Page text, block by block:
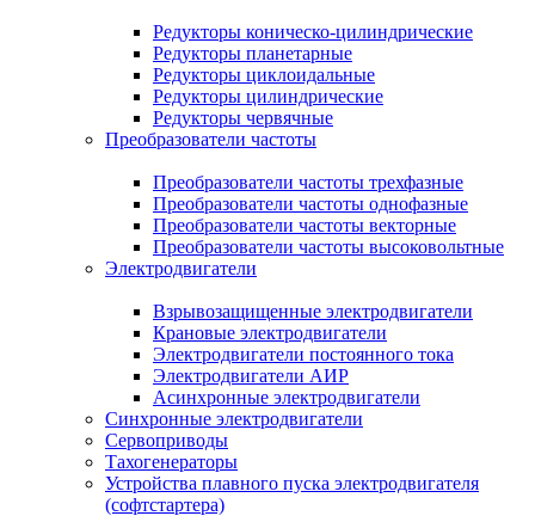
Редукторы коническо-цилиндрические
Редукторы планетарные
Редукторы циклоидальные
Редукторы цилиндрические
Редукторы червячные
Преобразователи частоты
Преобразователи частоты трехфазные
Преобразователи частоты однофазные
Преобразователи частоты векторные
Преобразователи частоты высоковольтные
Электродвигатели
Взрывозащищенные электродвигатели
Крановые электродвигатели
Электродвигатели постоянного тока
Электродвигатели АИР
Асинхронные электродвигатели
Синхронные электродвигатели
Сервоприводы
Тахогенераторы
Устройства плавного пуска электродвигателя
(софтстартера)